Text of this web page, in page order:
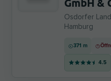
GmbH &
Osdorfer
Hamburg
371 m
4.5